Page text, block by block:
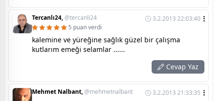
Tercanlı24,@tercanli24
3.2.2013 22:03:40
5 puan verdi
kalemine ve yüreğine sağlık güzel bir çalışma
kutlarım emeği selamlar ......
Cevap Yaz
Mehmet Nalbant,@mehmetnalbant 3.2.2013 21:33:35